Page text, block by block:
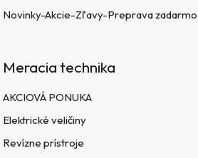
Novinky-Akcie-Zľavy-Preprava zadarmo
Meracia technika
AKCIOVÁ PONUKA
Elektrické veličiny
Revízne prístroje